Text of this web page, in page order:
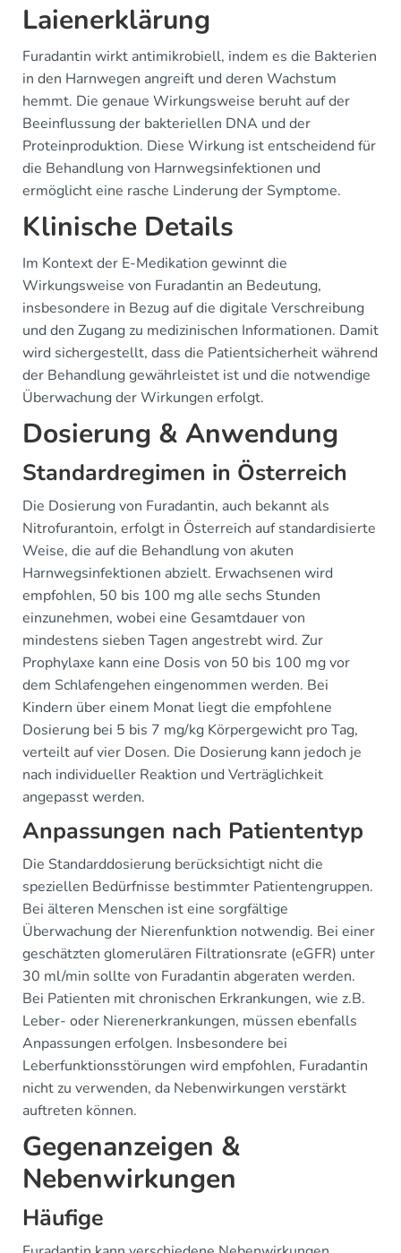
Laienerklärung
Furadantin wirkt antimikrobiell, indem es die Bakterien
in den Harnwegen angreift und deren Wachstum
hemmt. Die genaue Wirkungsweise beruht auf der
Beeinflussung der bakteriellen DNA und der
Proteinproduktion. Diese Wirkung ist entscheidend für
die Behandlung von Harnwegsinfektionen und
ermöglicht eine rasche Linderung der Symptome.
Klinische Details
Im Kontext der E-Medikation gewinnt die
Wirkungsweise von Furadantin an Bedeutung,
insbesondere in Bezug auf die digitale Verschreibung
und den Zugang zu medizinischen Informationen. Damit
wird sichergestellt, dass die Patientsicherheit während
der Behandlung gewährleistet ist und die notwendige
Überwachung der Wirkungen erfolgt.
Dosierung & Anwendung
Standardregimen in Österreich
Die Dosierung von Furadantin, auch bekannt als
Nitrofurantoin, erfolgt in Österreich auf standardisierte
Weise, die auf die Behandlung von akuten
Harnwegsinfektionen abzielt. Erwachsenen wird
empfohlen, 50 bis 100 mg alle sechs Stunden
einzunehmen, wobei eine Gesamtdauer von
mindestens sieben Tagen angestrebt wird. Zur
Prophylaxe kann eine Dosis von 50 bis 100 mg vor
dem Schlafengehen eingenommen werden. Bei
Kindern über einem Monat liegt die empfohlene
Dosierung bei 5 bis 7 mg/kg Körpergewicht pro Tag,
verteilt auf vier Dosen. Die Dosierung kann jedoch je
nach individueller Reaktion und Verträglichkeit
angepasst werden.
Anpassungen nach Patiententyp
Die Standarddosierung berücksichtigt nicht die
speziellen Bedürfnisse bestimmter Patientengruppen.
Bei älteren Menschen ist eine sorgfältige
Überwachung der Nierenfunktion notwendig. Bei einer
geschätzten glomerulären Filtrationsrate (eGFR) unter
30 ml/min sollte von Furadantin abgeraten werden.
Bei Patienten mit chronischen Erkrankungen, wie z.B.
Leber- oder Nierenerkrankungen, müssen ebenfalls
Anpassungen erfolgen. Insbesondere bei
Leberfunktionsstörungen wird empfohlen, Furadantin
nicht zu verwenden, da Nebenwirkungen verstärkt
auftreten können.
Gegenanzeigen &
Nebenwirkungen
Häufige